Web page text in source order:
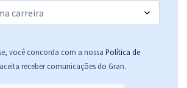
você concorda com a nossa Política de
receber comunicações do Gran.